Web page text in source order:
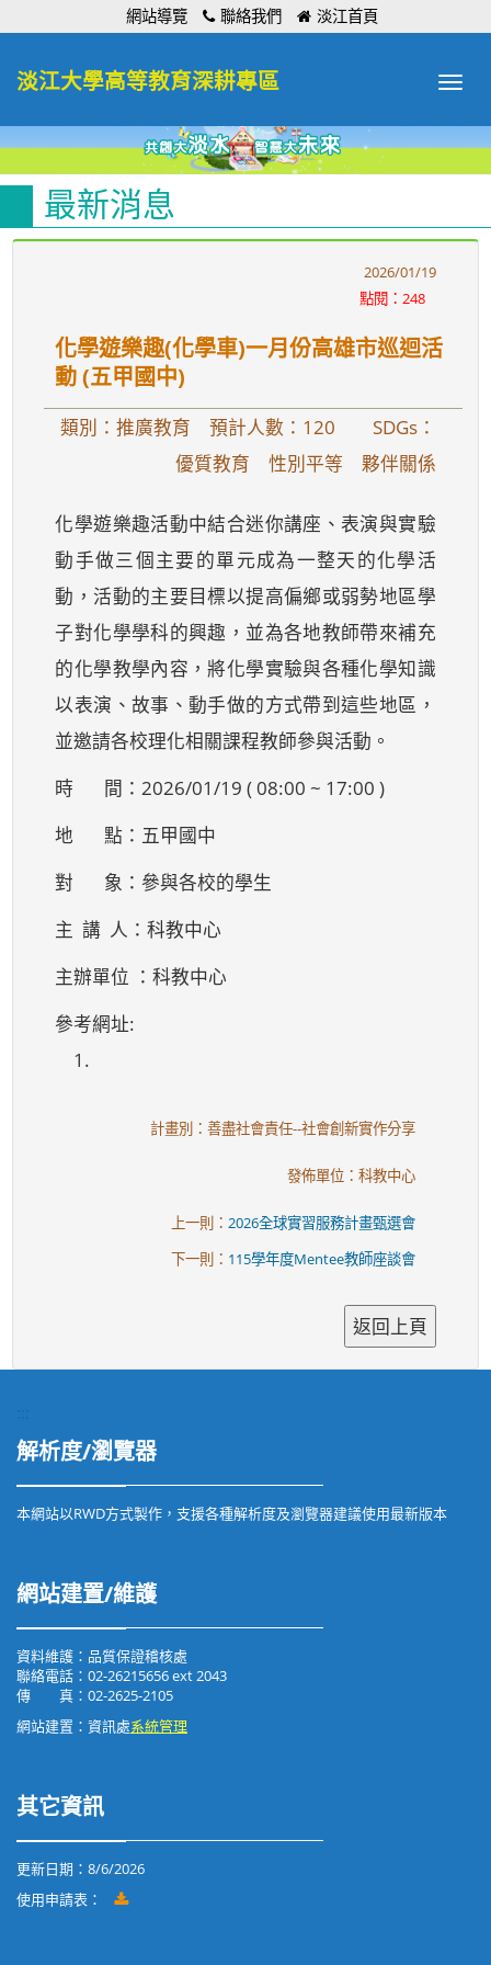
網站導覽 聯絡我們 淡江首頁
Toggle
淡江大學高等教育深耕專區
最新消息
2026/01/19
點閱：248
化學遊樂趣(化學車)一月份高雄市巡迴活
動 (五甲國中)
類別：推廣教育 預計人數：120
SDGs：
優質教育 性別平等 夥伴關係
化學遊樂趣活動中結合迷你講座、表演與實驗
動手做三個主要的單元成為一整天的化學活
動，活動的主要目標以提高偏鄉或弱勢地區學
子對化學學科的興趣，並為各地教師帶來補充
的化學教學內容，將化學實驗與各種化學知識
以表演、故事、動手做的方式帶到這些地區，
並邀請各校理化相關課程教師參與活動。
時 間：2026/01/19 ( 08:00 ~ 17:00 )
地 點：五甲國中
對 象：參與各校的學生
主 講 人：科教中心
主辦單位 ：科教中心
參考網址:
1.
計畫別：善盡社會責任--社會創新實作分享
發佈單位：科教中心
上一則： 2026全球實習服務計畫甄選會
下一則： 115學年度Mentee教師座談會
解析度/瀏覽器
本網站以RWD方式製作，支援各種解析度及瀏覽器建議使用最新版本
網站建置/維護
資料維護：品質保證稽核處
聯絡電話：02-26215656 ext 2043
傳 真：02-2625-2105
網站建置：資訊處系統管理
其它資訊
更新日期： 8/6/2026
使用申請表：